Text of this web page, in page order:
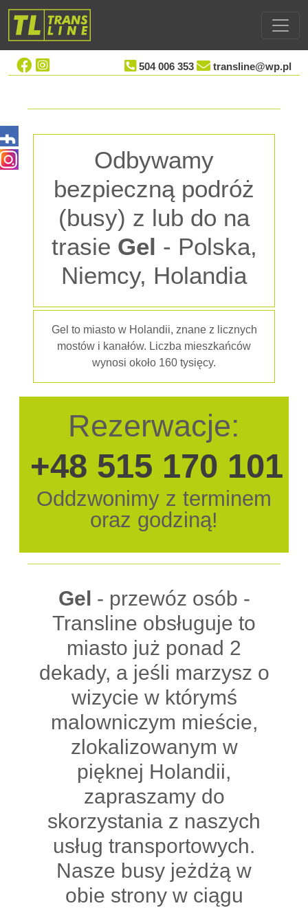
504 006 353 transline@wp.pl
Odbywamy
bezpieczną podróż
(busy) z lub do na
trasie Gel - Polska,
Niemcy, Holandia
Gel to miasto w Holandii, znane z licznych
mostów i kanałów. Liczba mieszkańców
wynosi około 160 tysięcy.
Rezerwacje:
+48 515 170 101
Oddzwonimy z terminem
oraz godziną!
Gel - przewóz osób -
Transline obsługuje to
miasto już ponad 2
dekady, a jeśli marzysz o
wizycie w którymś
malowniczym mieście,
zlokalizowanym w
pięknej Holandii,
zapraszamy do
skorzystania z naszych
usług transportowych.
Nasze busy jeżdżą w
obie strony w ciągu